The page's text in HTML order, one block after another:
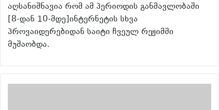
აღსანიშნავია რომ ამ პერიოდის განმავლობაში
[8-დან 10-მდე]ინტერნეტის სხვა
პროვაიდერებიდან საიტი ჩვეულ რეჟიმში
მუშაობდა.